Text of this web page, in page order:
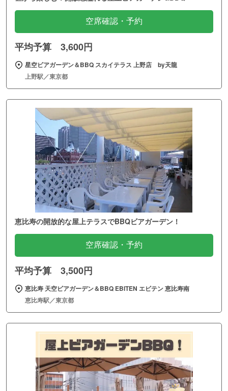
空席確認・予約
平均予算 3,600円
星空ビアガーデン＆BBQ スカイテラス 上野店 by天龍
上野駅／東京都
恵比寿の開放的な屋上テラスでBBQビアガーデン！
空席確認・予約
平均予算 3,500円
恵比寿 天空ビアガーデン＆BBQ EBITEN エビテン 恵比寿南
恵比寿駅／東京都